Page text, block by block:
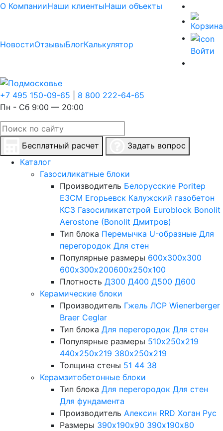
О КомпанииНаши клиентыНаши объекты
НовостиОтзывыБлогКалькулятор
Войти
+7 495 150-09-65
8 800 222-64-65
Пн - Сб 9:00 — 20:00
Бесплатный расчет
Задать вопрос
Каталог
Газосиликатные блоки
Производитель Белорусские Poritep
ЕЗСМ Егорьевск Калужский газобетон
КСЗ Газосиликатстрой Euroblock Bonolit
Aerostone (Bonolit Дмитров)
Тип блока Перемычка U-образные Для
перегородок Для стен
Популярные размеры 600х300х300
600х300х200600х250х100
Плотность Д300 Д400 Д500 Д600
Керамические блоки
Производитель Гжель ЛСР Wienerberger
Braer Ceglar
Тип блока Для перегородок Для стен
Популярные размеры 510х250х219
440х250х219 380х250х219
Толщина стены 51 44 38
Керамзитобетонные блоки
Тип блока Для перегородок Для стен
Для фундамента
Производитель Алексин RRD Хоган Рус
Размеры 390х190х90 390х190х80